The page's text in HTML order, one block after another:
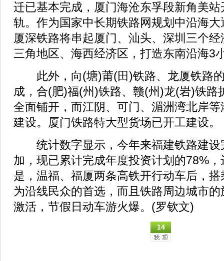
迁已基本完成，厦门海沧东孚段新角美
轨。作为国家中长期铁路网规划中沿海
厦深铁路将串起厦门、汕头、深圳三个
三角地区、海西经济区，打造东南沿海3
此外，向(塘)莆(田)铁路、龙厦铁路
成，合(肥)福(州)铁路、赣(州)龙(岩)铁路
全面铺开，而江阴、可门、湄洲湾北岸
建设。厦门铁路特大型货场已开工建设。
统计数字显示，今年来福建铁路建设
加，现已累计完成年度投资计划的78%
是，温福、福厦两条高铁开行动车后，
为沿线民众的首选，而且铁路周边城市
激活，节假日动车游火爆。(罗钦文)
14